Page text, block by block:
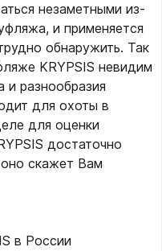
незаметными из-
и применяется
обнаружить. Так
KRYPSIS невидим
разнообразия
для охоты в
для оценки
достаточно
скажет Вам
в России